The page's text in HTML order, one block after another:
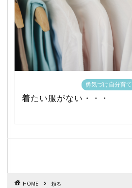
勇気づけ自分育て
着たい服がない・・・
HOME 頼る